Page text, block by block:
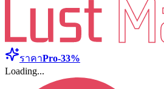
ราคาPro-33%
Loading...